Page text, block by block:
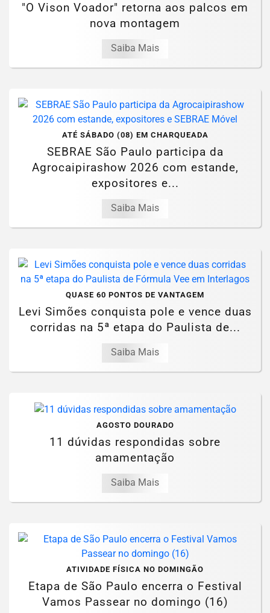
"O Vison Voador" retorna aos palcos em
nova montagem
Saiba Mais
ATÉ SÁBADO (08) EM CHARQUEADA
SEBRAE São Paulo participa da
Agrocaipirashow 2026 com estande,
expositores e...
Saiba Mais
QUASE 60 PONTOS DE VANTAGEM
Levi Simões conquista pole e vence duas
corridas na 5ª etapa do Paulista de...
Saiba Mais
AGOSTO DOURADO
11 dúvidas respondidas sobre
amamentação
Saiba Mais
ATIVIDADE FÍSICA NO DOMINGÃO
Etapa de São Paulo encerra o Festival
Vamos Passear no domingo (16)